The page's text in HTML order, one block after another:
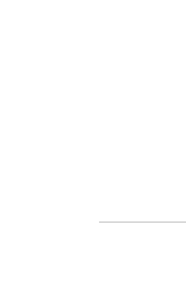
Inscrição